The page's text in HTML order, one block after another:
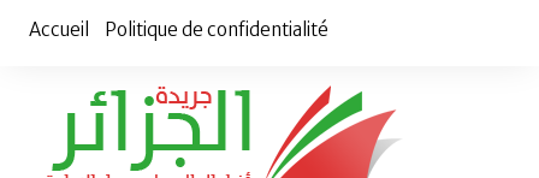
Accueil Politique de confidentialité